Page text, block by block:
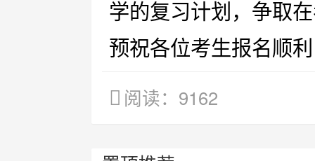
学的复习计划，争取
预祝各位考生报名顺
阅读：9162